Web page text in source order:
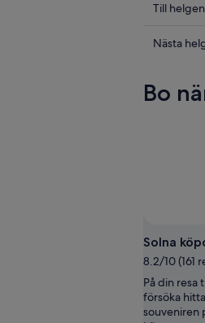
för
6
7
i
för
7
Kolla
i
helgen,
Till helgen
Kolla
Solna
Nästa
Bo
Solna
8.2/10 (161
På din resa
försöka
souveniren